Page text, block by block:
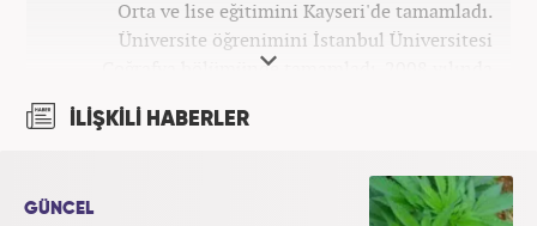
Orta ve lise eğitimini Kayseri'de tamamladı.
Üniversite öğrenimini İstanbul Üniversitesi
Coğrafya bölümünde tamamladı. 2008 yılında
attı. 15 yıllık profesyonel editörlük kariyerinde tüm
Haber7.com'da 'Güncel/Siyaset Sorumlu Editörü'
olarak devam etmektedir.
İLİŞKİLİ HABERLER
GÜNCEL